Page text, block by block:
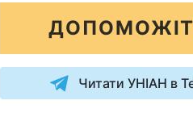
Читати УНІАН в